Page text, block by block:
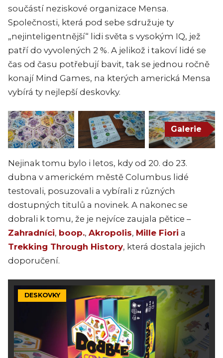
součástí neziskové organizace Mensa.
Společnosti, která pod sebe sdružuje ty
„nejinteligentnější“ lidi světa s vysokým IQ, jež
patří do vyvolených 2 %. A jelikož i takoví lidé se
čas od času potřebují bavit, tak se jednou ročně
konají Mind Games, na kterých americká Mensa
vybírá ty nejlepší deskovky.
Galerie
Nejinak tomu bylo i letos, kdy od 20. do 23.
dubna v americkém městě Columbus lidé
testovali, posuzovali a vybírali z různých
dostupných titulů a novinek. A nakonec se
dobrali k tomu, že je nejvíce zaujala pětice –
Zahradníci, boop., Akropolis, Mille Fiori a
Trekking Through History, která dostala jejich
doporučení.
DESKOVKY